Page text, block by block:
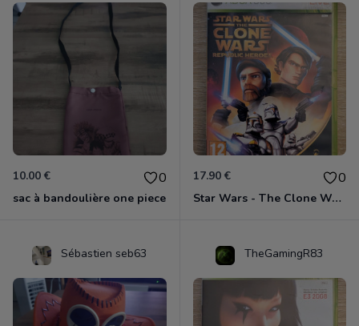
10.00 € 0
sac à bandoulière one piece
17.90 € 0
Star Wars - The Clone Wars - Les Héros De La République Xbox 360
Sébastien seb63 TheGamingR83